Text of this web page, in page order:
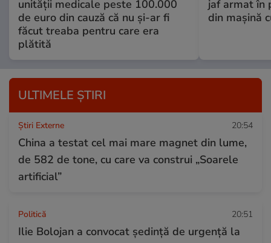
unității medicale peste 100.000
de euro din cauză că nu și-ar fi
făcut treaba pentru care era
plătită
jaf armat în
din mașină
ULTIMELE ȘTIRI
Știri Externe 20:54
China a testat cel mai mare magnet din lume,
de 582 de tone, cu care va construi „Soarele
artificial”
Politică 20:51
Ilie Bolojan a convocat ședință de urgență la